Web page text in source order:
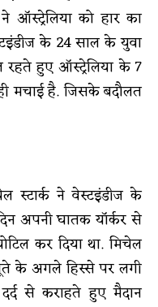
ऑस्ट्रेलिया को हार का
के 24 साल के युवा
हुए ऑस्ट्रेलिया के 7
मचाई है. जिसके बदौलत
स्टार्क ने वेस्टइंडीज के
अपनी घातक यॉर्कर से
कर दिया था. मिचेल
के अगले हिस्से पर लगी
से कराहते हुए मैदान